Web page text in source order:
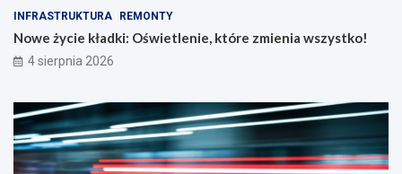
INFRASTRUKTURA REMONTY
Nowe życie kładki: Oświetlenie, które zmienia wszystko!
4 sierpnia 2026